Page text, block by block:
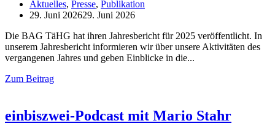
Aktuelles, Presse, Publikation
29. Juni 202629. Juni 2026
Die BAG TäHG hat ihren Jahresbericht für 2025 veröffentlicht. In
unserem Jahresbericht informieren wir über unsere Aktivitäten des
vergangenen Jahres und geben Einblicke in die
Zum Beitrag
einbiszwei-Podcast mit Mario Stahr